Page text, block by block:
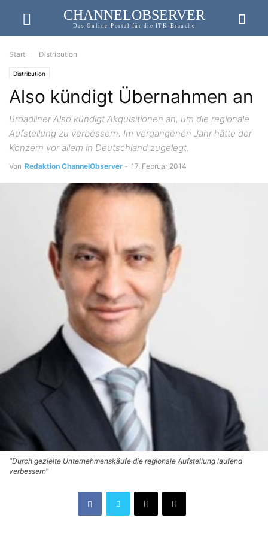
CHANNELOBSERVER
Das Online-Portal für die ITK-Branche
Start Distribution
Distribution
Also kündigt Übernahmen an
Broadliner Also kündigt Akquisitionen an, um die regionale
Aufstellung zu verbessern. Im vergangenen Jahr hätte der
Konzern vor allem in Deutschland zugelegt.
Von Redaktion ChannelObserver - 17. Februar 2014
"Durch gezielte Unternehmenskäufe die regionale Aufstellung laufend
verbessern“